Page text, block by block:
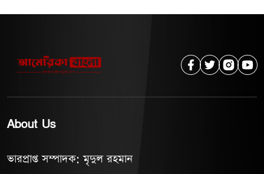
About Us
ভারপ্রাপ্ত সম্পাদক: মৃদুল রহমান